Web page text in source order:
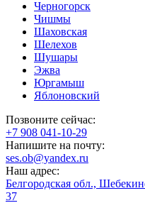
Черногорск
Чишмы
Шаховская
Шелехов
Шушары
Эжва
Юргамыш
Яблоновский
Позвоните сейчас:
‪+7 908 041-10-29
Напишите на почту:
ses.ob@yandex.ru
Наш адрес:
Белгородская обл.,
37